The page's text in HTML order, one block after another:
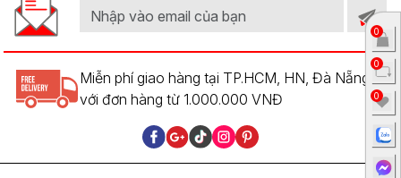
Miễn phí giao hàng tại TP.HCM, HN, Đà Nẵng
với đơn hàng từ 1.000.000 VNĐ
0
0
0